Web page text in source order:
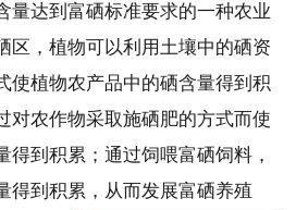
量达到富硒标准要求的一种农业
区，植物可以利用土壤中的硒资
使植物农产品中的硒含量得到积
对农作物采取施硒肥的方式而使
得到积累；通过饲喂富硒饲料，
得到积累，从而发展富硒养殖